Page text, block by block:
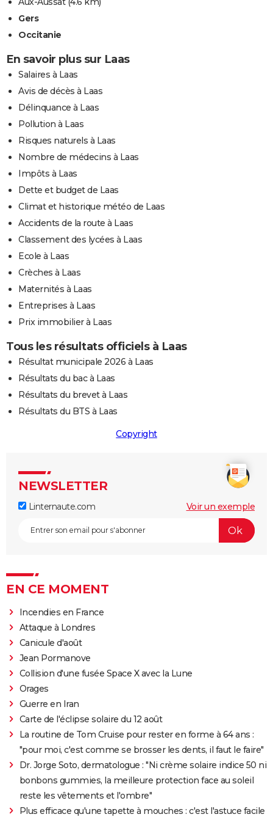
Gers
Occitanie
En savoir plus sur Laas
Salaires à Laas
Avis de décès à Laas
Délinquance à Laas
Pollution à Laas
Risques naturels à Laas
Nombre de médecins à Laas
Impôts à Laas
Dette et budget de Laas
Climat et historique météo de Laas
Accidents de la route à Laas
Classement des lycées à Laas
Ecole à Laas
Crèches à Laas
Maternités à Laas
Entreprises à Laas
Prix immobilier à Laas
Tous les résultats officiels à Laas
Résultat municipale 2026 à Laas
Résultats du bac à Laas
Résultats du brevet à Laas
Résultats du BTS à Laas
Copyright
NEWSLETTER
Linternaute.com Voir un exemple
EN CE MOMENT
Incendies en France
Attaque à Londres
Canicule d'août
Jean Pormanove
Collision d'une fusée Space X avec la Lune
Orages
Guerre en Iran
Carte de l'éclipse solaire du 12 août
La routine de Tom Cruise pour rester en forme à 64 ans :
"pour moi, c'est comme se brosser les dents, il faut le faire"
Dr. Jorge Soto, dermatologue : "Ni crème solaire indice 50 ni
bonbons gummies, la meilleure protection face au soleil
reste les vêtements et l'ombre"
Plus efficace qu'une tapette à mouches : c'est l'astuce facile